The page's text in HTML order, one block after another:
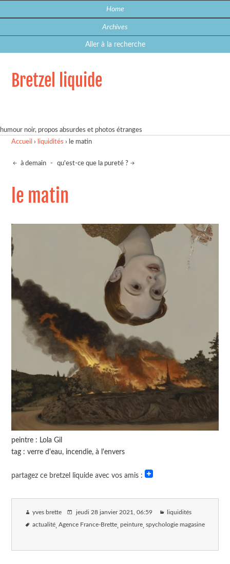
Home
Archives
Aller à la recherche
Bretzel liquide
humour noir, propos absurdes et photos étranges
Accueil › liquidités › le matin
à demain - qu'est-ce que la pureté ?
le matin
peintre : Lola Gil
tag : verre d'eau, incendie, à l'envers
partagez ce bretzel liquide avec vos amis :
yves brette jeudi 28 janvier 2021 , 06:59 liquidités
actualité Agence France-Brette peinture spychologie magasine